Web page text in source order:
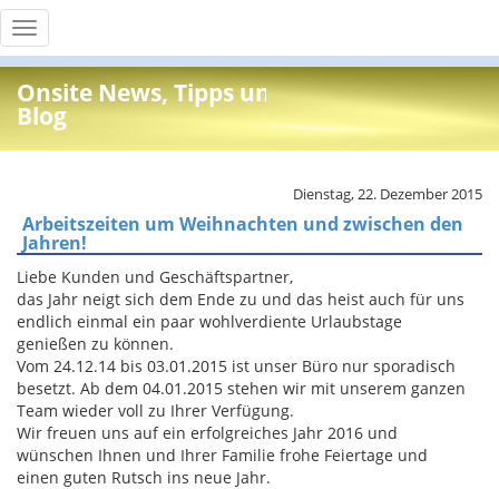
Toggle
navigation
Onsite News, Tipps und Info
Blog
Dienstag, 22. Dezember 2015
Arbeitszeiten um Weihnachten und zwischen den
Jahren!
Liebe Kunden und Geschäftspartner,
das Jahr neigt sich dem Ende zu und das heist auch für uns
endlich einmal ein paar wohlverdiente Urlaubstage
genießen zu können.
Vom 24.12.14 bis 03.01.2015 ist unser Büro nur sporadisch
besetzt. Ab dem 04.01.2015 stehen wir mit unserem ganzen
Team wieder voll zu Ihrer Verfügung.
Wir freuen uns auf ein erfolgreiches Jahr 2016 und
wünschen Ihnen und Ihrer Familie frohe Feiertage und
einen guten Rutsch ins neue Jahr.